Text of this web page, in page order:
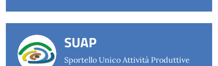
SUAP
Sportello Unico Attività Produttive